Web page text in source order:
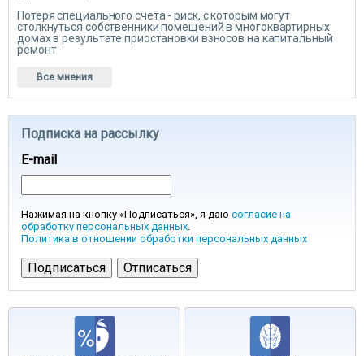
Потеря специального счета - риск, с которым могут
столкнуться собственники помещений в многоквартирных
домах в результате приостановки взносов на капитальный
ремонт
Все мнения
Подписка на рассылку
E-mail
Нажимая на кнопку «Подписаться», я даю согласие на
обработку персональных данных.
Политика в отношении обработки персональных данных